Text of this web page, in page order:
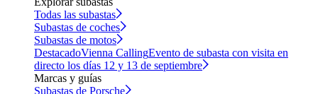
Todas las subastas
Subastas de coches
Subastas de motos
DestacadoVienna CallingEvento de subasta con visita en
directo los días 12 y 13 de septiembre
Marcas y guías
Subastas de Porsche